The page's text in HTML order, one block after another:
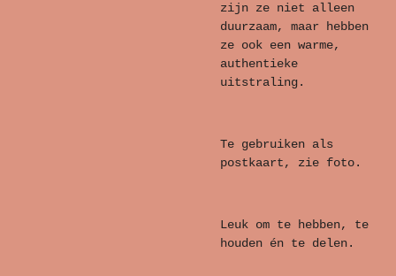
zijn ze niet alleen
duurzaam, maar hebben
ze ook een warme,
authentieke
uitstraling.
Te gebruiken als
postkaart, zie foto.
Leuk om te hebben, te
houden én te delen.